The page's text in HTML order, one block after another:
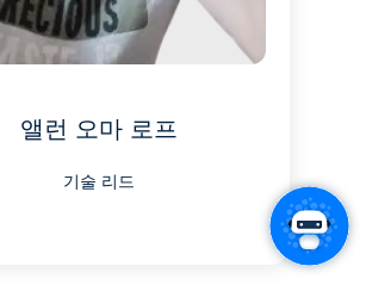
앨런 오마 로프
기술 리드